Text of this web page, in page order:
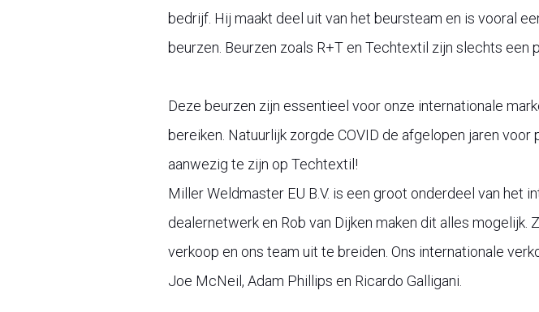
bedrijf. Hij maakt deel uit van het beursteam en is vooral
beurzen. Beurzen zoals R+T en Techtextil zijn slechts een
Deze beurzen zijn essentieel voor onze internationale
bereiken. Natuurlijk zorgde COVID de afgelopen jaren
aanwezig te zijn op Techtextil!
Miller Weldmaster EU B.V. is een groot onderdeel van het
dealernetwerk en Rob van Dijken maken dit alles
verkoop en ons team uit te breiden. Ons internationale
Joe McNeil, Adam Phillips en Ricardo Galligani.